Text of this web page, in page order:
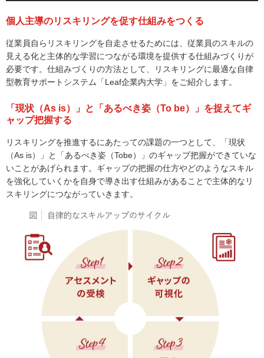
個人主導のリスキリングを促す仕組みをつくる
従業員自らリスキリングを自走させるためには、従業員のスキルの
見える化と主体的な学習につながる環境を提供する仕組みづくりが
必要です。仕組みづくりの方法として、リスキリングに最適な自律
型教育サポートシステム「Leaf企業内大学」をご紹介します。
「現状（As is）」と「あるべき姿（To be）」を捉えてギ
ャップ把握する
リスキリングを推進するにあたっての課題の一つとして、「現状
（As is）」と「あるべき姿（Tobe）」のギャップ把握ができていな
いことがあげられます。ギャップの把握の仕方やどのようなスキル
を強化していくかを自身で導き出す仕組みがあることで主体的なリ
スキリングにつながっていきます。